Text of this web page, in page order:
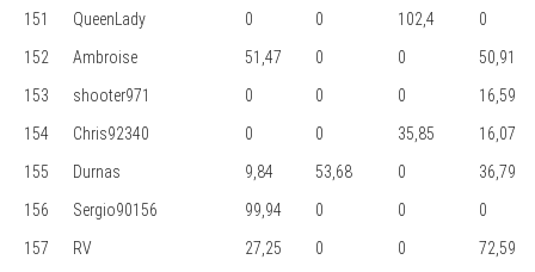
151
QueenLady 0 0 102,4
0
152
Ambroise 51,47 0 0
50,91
153
shooter971 0 0 0
16,59
154
Chris92340 0 0 35,85
16,07
155
Durnas 9,84 53,68 0
36,79
156
Sergio90156 99,94 0 0
0
157
RV 27,25 0 0
72,59